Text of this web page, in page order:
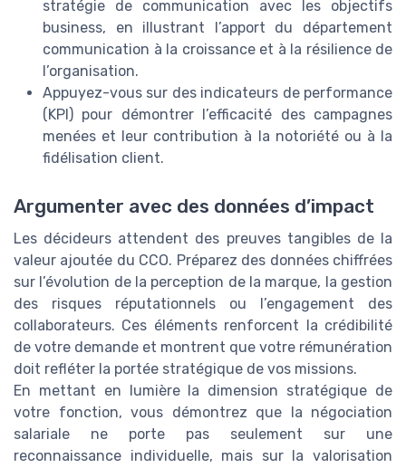
stratégie de communication avec les objectifs
business, en illustrant l’apport du département
communication à la croissance et à la résilience de
l’organisation.
Appuyez-vous sur des indicateurs de performance
(KPI) pour démontrer l’efficacité des campagnes
menées et leur contribution à la notoriété ou à la
fidélisation client.
Argumenter avec des données d’impact
Les décideurs attendent des preuves tangibles de la
valeur ajoutée du CCO. Préparez des données chiffrées
sur l’évolution de la perception de la marque, la gestion
des risques réputationnels ou l’engagement des
collaborateurs. Ces éléments renforcent la crédibilité
de votre demande et montrent que votre rémunération
doit refléter la portée stratégique de vos missions.
En mettant en lumière la dimension stratégique de
votre fonction, vous démontrez que la négociation
salariale ne porte pas seulement sur une
reconnaissance individuelle, mais sur la valorisation